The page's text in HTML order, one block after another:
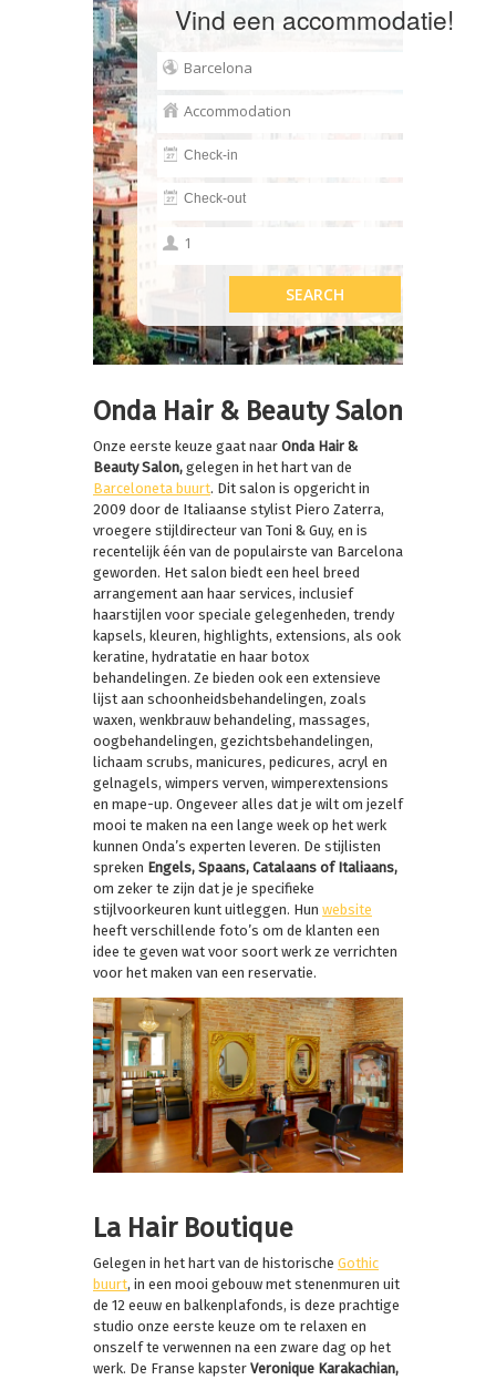
Vind een accommodatie!
Onda Hair & Beauty Salon
Onze eerste keuze gaat naar Onda Hair &
Beauty Salon, gelegen in het hart van de
Barceloneta buurt. Dit salon is opgericht in
2009 door de Italiaanse stylist Piero Zaterra,
vroegere stijldirecteur van Toni & Guy, en is
recentelijk één van de populairste van Barcelona
geworden. Het salon biedt een heel breed
arrangement aan haar services, inclusief
haarstijlen voor speciale gelegenheden, trendy
kapsels, kleuren, highlights, extensions, als ook
keratine, hydratatie en haar botox
behandelingen. Ze bieden ook een extensieve
lijst aan schoonheidsbehandelingen, zoals
waxen, wenkbrauw behandeling, massages,
oogbehandelingen, gezichtsbehandelingen,
lichaam scrubs, manicures, pedicures, acryl en
gelnagels, wimpers verven, wimperextensions
en mape-up. Ongeveer alles dat je wilt om jezelf
mooi te maken na een lange week op het werk
kunnen Onda’s experten leveren. De stijlisten
spreken Engels, Spaans, Catalaans of Italiaans,
om zeker te zijn dat je je specifieke
stijlvoorkeuren kunt uitleggen. Hun website
heeft verschillende foto’s om de klanten een
idee te geven wat voor soort werk ze verrichten
voor het maken van een reservatie.
La Hair Boutique
Gelegen in het hart van de historische Gothic
buurt, in een mooi gebouw met stenenmuren uit
de 12 eeuw en balkenplafonds, is deze prachtige
studio onze eerste keuze om te relaxen en
onszelf te verwennen na een zware dag op het
werk. De Franse kapster Veronique Karakachian,